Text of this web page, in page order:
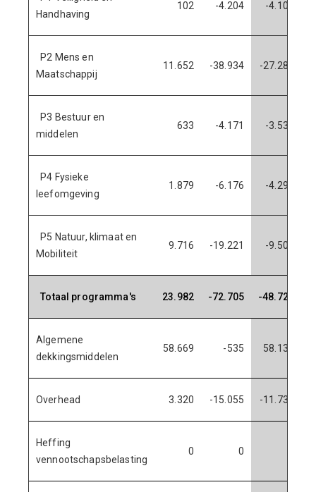
Handhaving
102 -4.204 -4.103
P2 Mens en
Maatschappij
11.652 -38.934 -27.281
P3 Bestuur en
middelen
633 -4.171 -3.538
P4 Fysieke
leefomgeving
1.879 -6.176 -4.296
P5 Natuur, klimaat en
Mobiliteit
9.716 -19.221 -9.505
Totaal programma's 23.982 -72.705 -48.723
Algemene
dekkingsmiddelen
58.669 -535 58.134
Overhead 3.320 -15.055 -11.735
Heffing
vennootschapsbelasting
0 0